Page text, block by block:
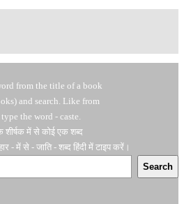
from the title of a book
and search. Like from
the word - caste.
शीर्षक में से कोई एक शब्द
- में से - जाति - शब्द हिंदी में टाइप करें।
Search